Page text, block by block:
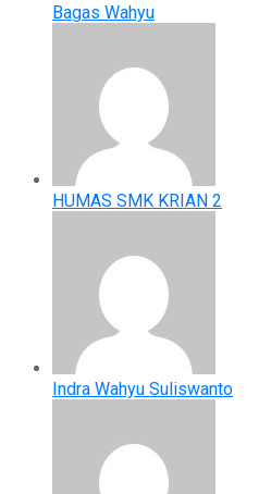
Bagas Wahyu
HUMAS SMK KRIAN 2
Indra Wahyu Suliswanto